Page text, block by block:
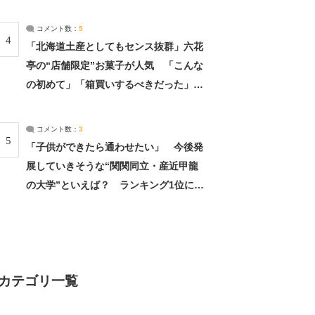
4
コメント数： 5
「北海道土産としてもセンス抜群」六花
亭の“店舗限定”お菓子が人気 「こんな
の初めて」「箱買いするべきだった」
5
コメント数： 3
「子供ができたら通わせたい」 今後発
展していきそうな“関関同立・産近甲龍
の大学”といえば？ ランキング1位に学
カテゴリ一覧